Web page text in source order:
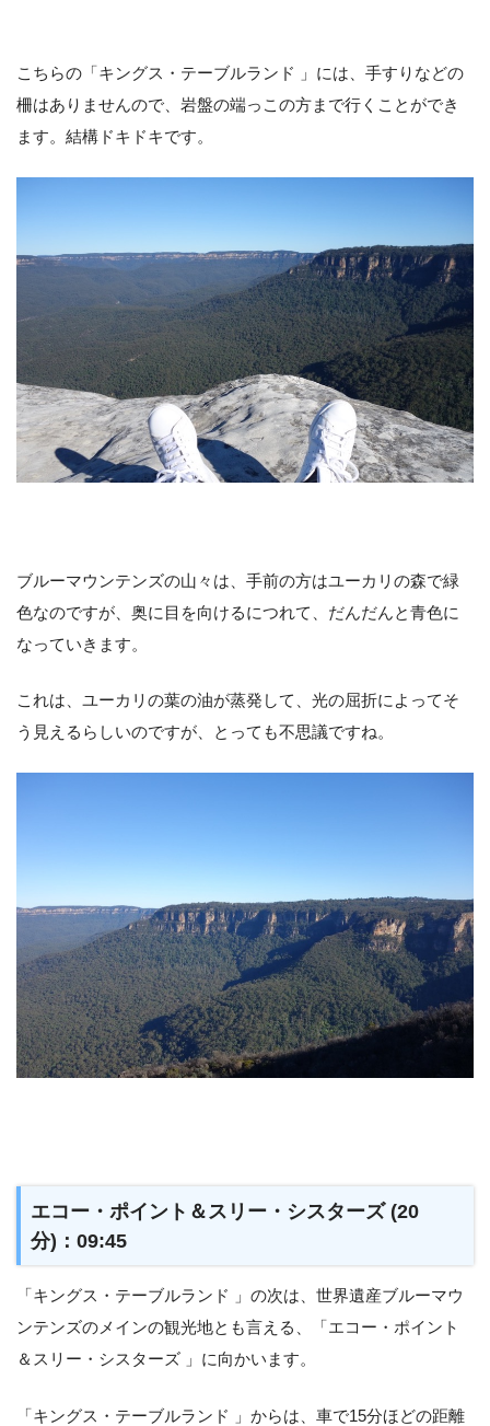
こちらの「キングス・テーブルランド 」には、手すりなどの
柵はありませんので、岩盤の端っこの方まで行くことができ
ます。結構ドキドキです。
ブルーマウンテンズの山々は、手前の方はユーカリの森で緑
色なのですが、奥に目を向けるにつれて、だんだんと青色に
なっていきます。
これは、ユーカリの葉の油が蒸発して、光の屈折によってそ
う見えるらしいのですが、とっても不思議ですね。
エコー・ポイント＆スリー・シスターズ (20
分)：09:45
「キングス・テーブルランド 」の次は、世界遺産ブルーマウ
ンテンズのメインの観光地とも言える、「エコー・ポイント
＆スリー・シスターズ 」に向かいます。
「キングス・テーブルランド 」からは、車で15分ほどの距離